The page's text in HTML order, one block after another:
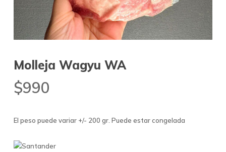
Molleja Wagyu WA
$990
El peso puede variar +/- 200 gr. Puede estar congelada